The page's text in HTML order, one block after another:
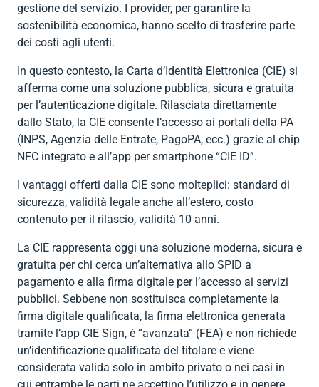
ambiente e
igiene
Consulenza
societaria

Consulenza
fiscale per
privati

 indietro
Contributi
INPS
 indietro
 indietro
 indietro
indietro
RENTRI
Importazione
AEE e
batterie
Imballaggi
 indietro
bilaterale per
il terziario
(EBK)
spazio
 indietro
privati
Dichiarazione
dei redditi
 indietro
gestione del servizio. I provider, per garantire la
sostenibilità economica, hanno scelto di trasferire parte
dei costi agli utenti.
In questo contesto, la Carta d’Identità Elettronica (CIE) si
afferma come una soluzione pubblica, sicura e gratuita
per l’autenticazione digitale. Rilasciata direttamente
dallo Stato, la CIE consente l’accesso ai portali della PA
(INPS, Agenzia delle Entrate, PagoPA, ecc.) grazie al chip
NFC integrato e all’app per smartphone “CIE ID”.
I vantaggi offerti dalla CIE sono molteplici: standard di
sicurezza, validità legale anche all’estero, costo
contenuto per il rilascio, validità 10 anni.
La CIE rappresenta oggi una soluzione moderna, sicura e
gratuita per chi cerca un’alternativa allo SPID a
pagamento e alla firma digitale per l’accesso ai servizi
pubblici. Sebbene non sostituisca completamente la
firma digitale qualificata, la firma elettronica generata
tramite l’app CIE Sign, è “avanzata” (FEA) e non richiede
un’identificazione qualificata del titolare e viene
considerata valida solo in ambito privato o nei casi in